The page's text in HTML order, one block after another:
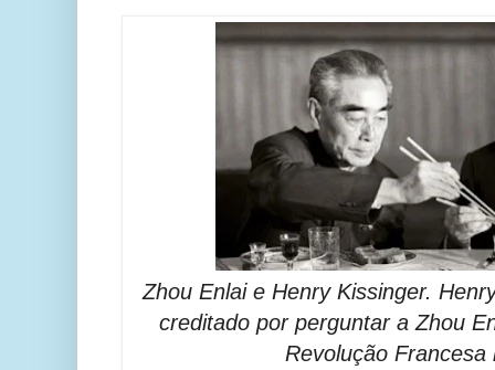
Zhou Enlai e Henry Kissinger.
creditado por perguntar a Zhou
Revolução Francesa